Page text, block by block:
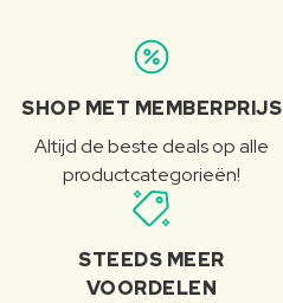
SHOP MET MEMBERPRIJS
Altijd de beste deals op alle
productcategorieën!
STEEDS MEER
VOORDELEN